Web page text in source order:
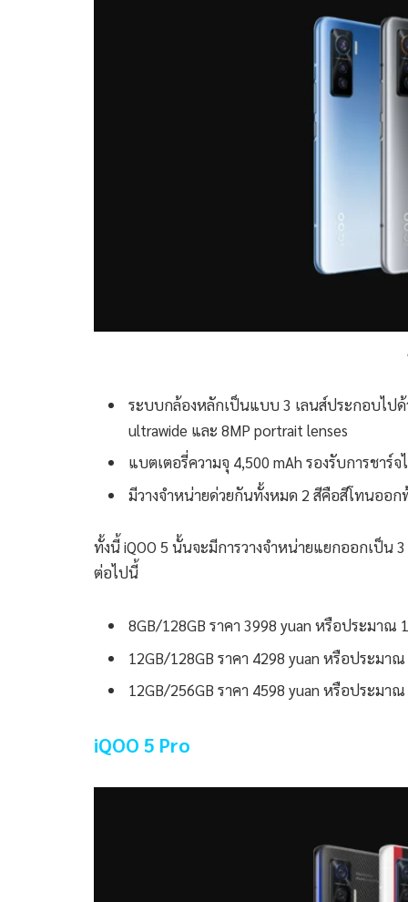
ระบบกล้องหลักเป็นแบบ 3 เลนส์ประกอบไปด้
ultrawide และ 8MP portrait lenses
แบตเตอรี่ความจุ 4,500 mAh รองรับการชาร์จ
มีวางจำหน่ายด่วยกันทั้งหมด 2 สีคือสีโทนออก
ทั้งนี้ iQOO 5 นั้นจะมีการวางจำหน่ายแยกออกเป็น
ต่อไปนี้
8GB/128GB ราคา 3998 yuan หรือประมาณ
12GB/128GB ราคา 4298 yuan หรือประมา
12GB/256GB ราคา 4598 yuan หรือประมา
iQOO 5 Pro